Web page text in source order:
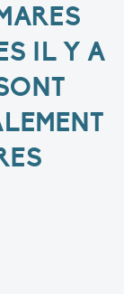
IL Y A